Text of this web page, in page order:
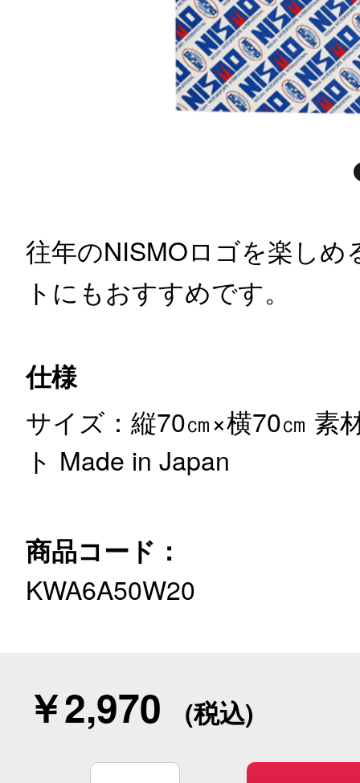
往年のNISMOロゴを楽し
トにもおすすめです。
仕様
サイズ：縦70㎝×横70㎝ 素
ト Made in Japan
商品コード：
KWA6A50W20
￥2,970